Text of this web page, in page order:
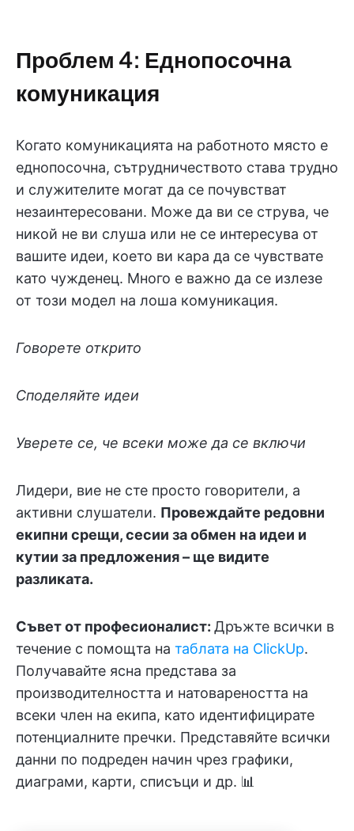
Проблем 4: Еднопосочна
комуникация
Когато комуникацията на работното място е
еднопосочна, сътрудничеството става трудно
и служителите могат да се почувстват
незаинтересовани. Може да ви се струва, че
никой не ви слуша или не се интересува от
вашите идеи, което ви кара да се чувствате
като чужденец. Много е важно да се излезе
от този модел на лоша комуникация.
Говорете открито
Споделяйте идеи
Уверете се, че всеки може да се включи
Лидери, вие не сте просто говорители, а
активни слушатели. Провеждайте редовни
екипни срещи, сесии за обмен на идеи и
кутии за предложения – ще видите
разликата.
Съвет от професионалист: Дръжте всички в
течение с помощта на таблата на ClickUp.
Получавайте ясна представа за
производителността и натовареността на
всеки член на екипа, като идентифицирате
потенциалните пречки. Представяйте всички
данни по подреден начин чрез графики,
диаграми, карти, списъци и др. 📊